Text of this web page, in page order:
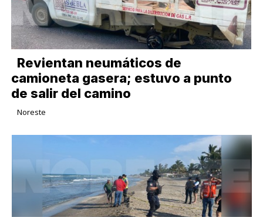
Revientan neumáticos de
camioneta gasera; estuvo a punto
de salir del camino
Noreste